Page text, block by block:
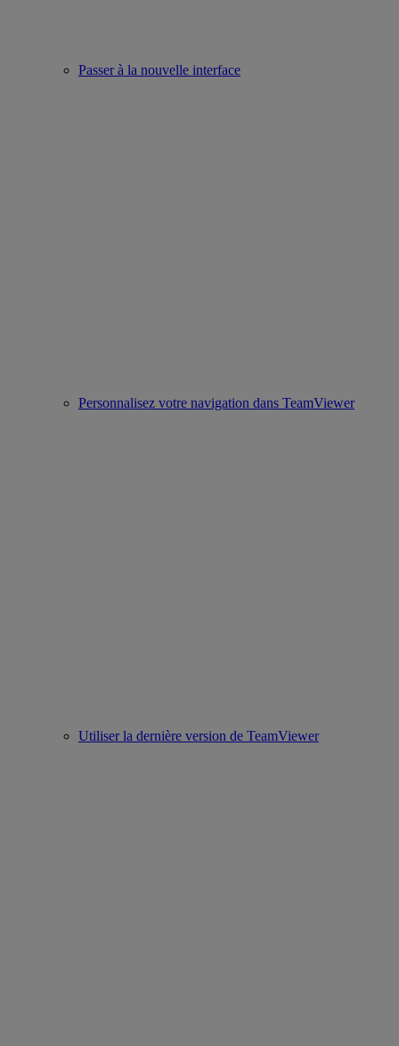
Passer à la nouvelle interface
Personnalisez votre navigation dans TeamViewer
Utiliser la dernière version de TeamViewer